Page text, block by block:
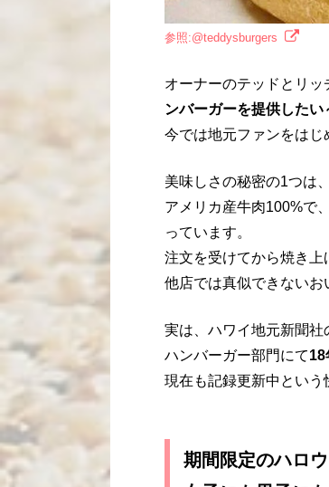
参照:@teddysburgers
オーナーのテッドとリッ
ンバーガーを提供したい
今では地元ファンをはじ
美味しさの秘密の1つは
アメリカ産牛肉100%で
っています。
注文を受けてから焼き
他店では真似できないお
実は、ハワイ地元新聞社
ハンバーガー部門にて18
現在も記録更新中とい
期間限定のハロ